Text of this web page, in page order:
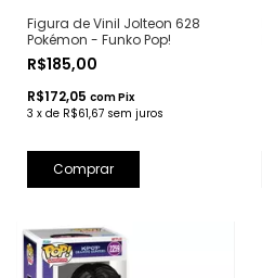
Figura de Vinil Jolteon 628
Pokémon - Funko Pop!
R$185,00
R$172,05 comPix
3 x de R$61,67 sem juros